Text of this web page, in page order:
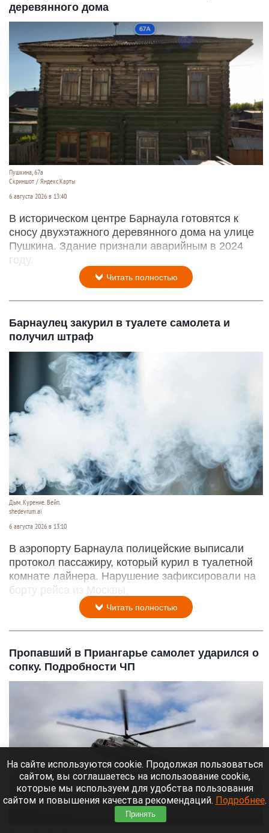
деревянного дома
Пушкина, 67а
Скриншот / Яндекс.Карты
6 августа 2026 в 13:40
В историческом центре Барнаула готовятся к
сносу двухэтажного деревянного дома на улице
Пушкина. Здание признали аварийным в 2024
году.
Читать полностью
Барнаулец закурил в туалете самолета и
получил штраф
Дым. Курение. Вейп.
shedevrum.ai
6 августа 2026 в 13:10
В аэропорту Барнаула полицейские выписали
протокол пассажиру, который курил в туалетной
комнате лайнера. Нарушение зафиксировали на
борту рейса из Москвы.
Читать полностью
Пропавший в Приангарье самолет ударился о
сопку. Подробности ЧП
На сайте используются cookie. Продолжая пользоваться
сайтом, вы соглашаетесь на использование cookie,
которые мы используем для удобства пользования
сайтом и повышения качества рекомендаций. Подробнее.
Принять